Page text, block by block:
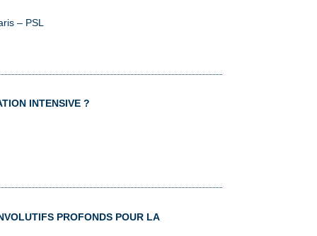
– PSL
INTENSIVE ?
PROFONDS POUR LA